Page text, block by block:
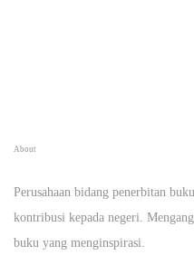
About
Perusahaan bidang penerbitan
kontribusi kepada negeri.
buku yang menginspirasi.